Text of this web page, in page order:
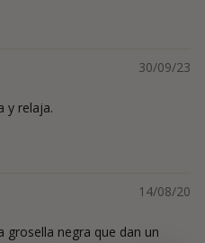
30/09/23
y relaja.
14/08/20
negra que dan un